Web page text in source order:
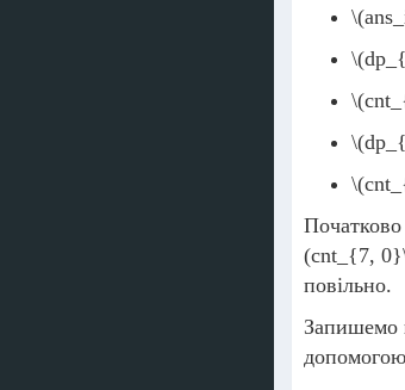
(cnt_{7,
повільно.
Запишемо